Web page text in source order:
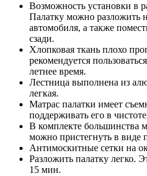
Возможность установки в
Палатку можно разложить
автомобиля, а также
сзади.
Хлопковая ткань плохо
рекомендуется
летнее время.
Лестница выполнена из
легкая.
Матрас палатки имеет
поддерживать его в
В комплекте большинства
можно пристегнуть в виде
Антимоскитные сетки на
Разложить палатку легко.
15 мин.